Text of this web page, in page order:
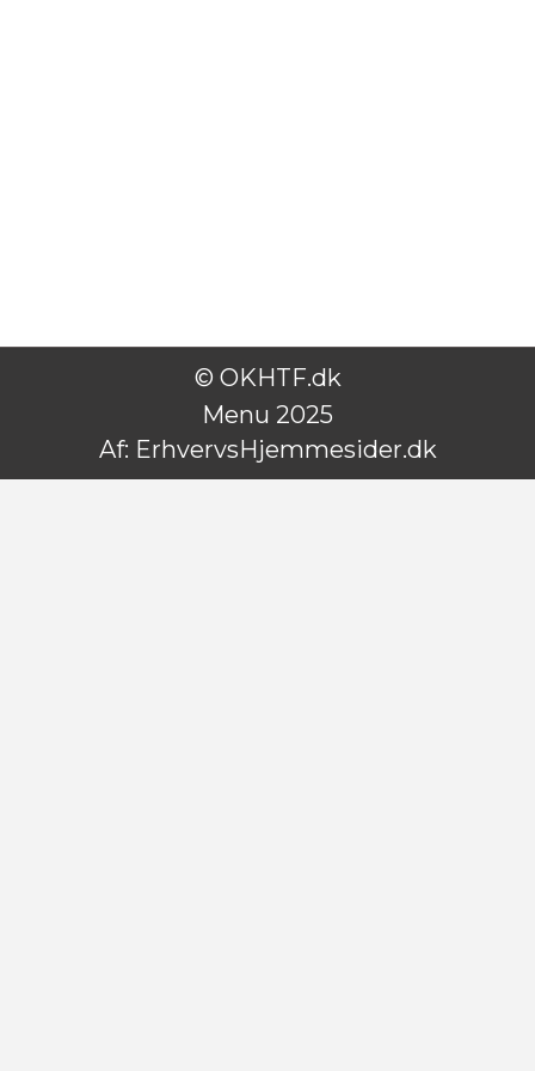
© OKHTF.dk
Menu 2025
Af: ErhvervsHjemmesider.dk